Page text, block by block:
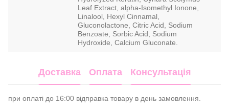
Leaf Extract, alpha-Isomethyl Ionone,
Linalool, Hexyl Cinnamal,
Gluconolactone, Citric Acid, Sodium
Benzoate, Sorbic Acid, ­Sodium
Hydroxide, Calcium Gluconate.
Доставка Оплата Консультація
при оплаті до 16:00 відправка товару в день замовлення.